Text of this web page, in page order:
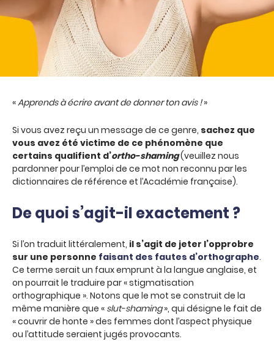
«Apprends à écrire avant de donner ton avis !»
Si vous avez reçu un message de ce genre, sachez que
vous avez été victime de ce phénomène que
certains qualifient d’ortho-shaming(veuillez nous
pardonner pour l’emploi de ce mot non reconnu par les
dictionnaires de référence et l’Académie française).
De quoi s’agit-il exactement ?
Si l’on traduit littéralement, il s’agit de jeter l’opprobre
sur une personne faisant des fautes d’orthographe.
Ce terme serait un faux emprunt à la langue anglaise, et
on pourrait le traduire par « stigmatisation
orthographique ». Notons que le mot se construit de la
même manière que « slut-shaming», qui désigne le fait de
« couvrir de honte » des femmes dont l’aspect physique
ou l’attitude seraient jugés provocants.